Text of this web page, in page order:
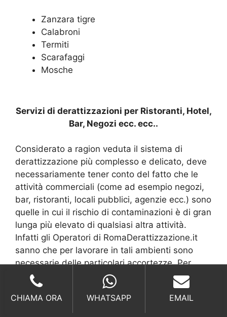
Zanzara tigre
Calabroni
Termiti
Scarafaggi
Mosche
Servizi di derattizzazioni per Ristoranti, Hotel,
Bar, Negozi ecc. ecc..
Considerato a ragion veduta il sistema di
derattizzazione più complesso e delicato, deve
necessariamente tener conto del fatto che le
attività commerciali (come ad esempio negozi,
bar, ristoranti, locali pubblici, agenzie ecc.) sono
quelle in cui il rischio di contaminazioni è di gran
lunga più elevato di qualsiasi altra attività.
Infatti gli Operatori di RomaDerattizzazione.it
sanno che per lavorare in tali ambienti sono
necessarie delle particolari accortezze. Per
esempio presso locali, bar e ristoranti non si
può di norma procedere alla collocazione di
esche rodenticide in presenza conclamata di
tracce visibili oppure odorose, ma bisognerebbe
CHIAMA ORA WHATSAPP EMAIL